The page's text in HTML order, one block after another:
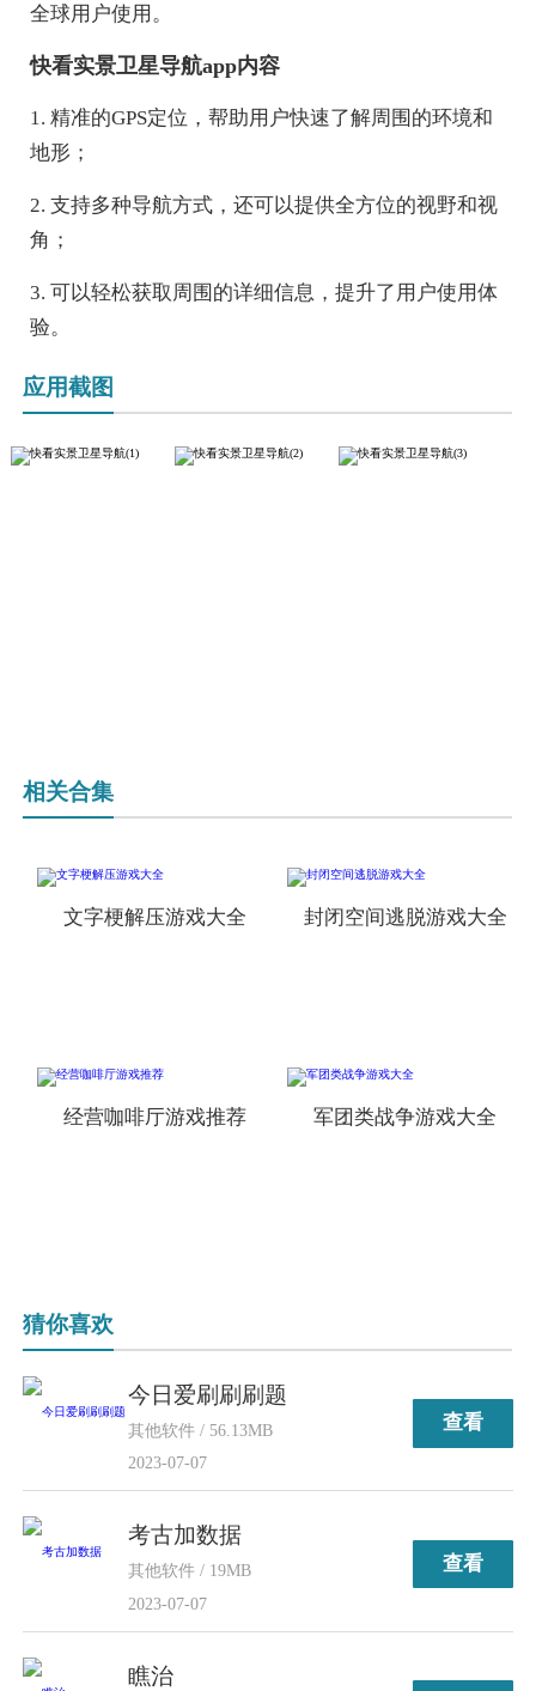
全球用户使用。
快看实景卫星导航app内容
1. 精准的GPS定位，帮助用户快速了解周围的环境和
地形；
2. 支持多种导航方式，还可以提供全方位的视野和视
角；
3. 可以轻松获取周围的详细信息，提升了用户使用体
验。
应用截图
相关合集
文字梗解压游戏大全 封闭空间逃脱游戏大全
经营咖啡厅游戏推荐 军团类战争游戏大全
猜你喜欢
今日爱刷刷刷题
其他软件 / 56.13MB
2023-07-07
查看
考古加数据
其他软件 / 19MB
2023-07-07
查看
瞧治